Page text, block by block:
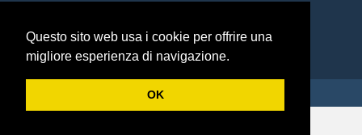
Questo sito web usa i cookie per offrire una
migliore esperienza di navigazione.
OK
Design by Pri.Ma SA + Development by Cryms SAGL